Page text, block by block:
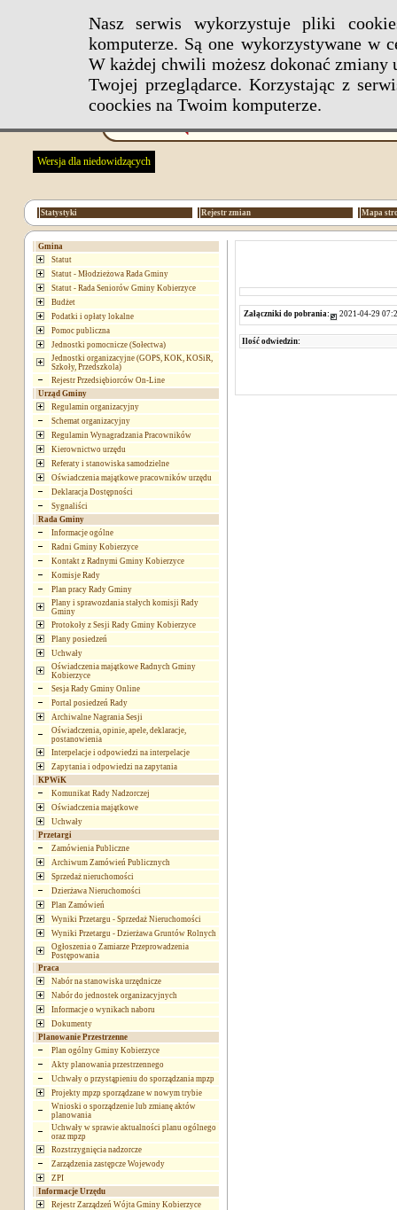
Nasz serwis wykorzystuje pliki
komputerze. Są one wykorzystywane w
W każdej chwili możesz dokonać
Twojej przeglądarce. Korzystając z
coockies na Twoim komputerze.
Wersja dla niedowidzących
Statystyki Rejestr zmian Mapa
Gmina
Statut
Statut - Młodzieżowa Rada Gminy
Statut - Rada Seniorów Gminy Kobierzyce
Budżet
Podatki i opłaty lokalne
Pomoc publiczna
Jednostki pomocnicze (Sołectwa)
Jednostki organizacyjne (GOPS, KOK, KOSiR,
Szkoły, Przedszkola)
Rejestr Przedsiębiorców On-Line
Urząd Gminy
Regulamin organizacyjny
Schemat organizacyjny
Regulamin Wynagradzania Pracowników
Kierownictwo urzędu
Referaty i stanowiska samodzielne
Oświadczenia majątkowe pracowników urzędu
Deklaracja Dostępności
Sygnaliści
Rada Gminy
Informacje ogólne
Radni Gminy Kobierzyce
Kontakt z Radnymi Gminy Kobierzyce
Komisje Rady
Plan pracy Rady Gminy
Plany i sprawozdania stałych komisji Rady
Gminy
Protokoły z Sesji Rady Gminy Kobierzyce
Plany posiedzeń
Uchwały
Oświadczenia majątkowe Radnych Gminy
Kobierzyce
Sesja Rady Gminy Online
Portal posiedzeń Rady
Archiwalne Nagrania Sesji
Oświadczenia, opinie, apele, deklaracje,
postanowienia
Interpelacje i odpowiedzi na interpelacje
Zapytania i odpowiedzi na zapytania
KPWiK
Komunikat Rady Nadzorczej
Oświadczenia majątkowe
Uchwały
Przetargi
Zamówienia Publiczne
Archiwum Zamówień Publicznych
Sprzedaż nieruchomości
Dzierżawa Nieruchomości
Plan Zamówień
Wyniki Przetargu - Sprzedaż Nieruchomości
Wyniki Przetargu - Dzierżawa Gruntów Rolnych
Ogłoszenia o Zamiarze Przeprowadzenia
Postępowania
Praca
Nabór na stanowiska urzędnicze
Nabór do jednostek organizacyjnych
Informacje o wynikach naboru
Dokumenty
Planowanie Przestrzenne
Plan ogólny Gminy Kobierzyce
Akty planowania przestrzennego
Uchwały o przystąpieniu do sporządzania mpzp
Projekty mpzp sporządzane w nowym trybie
Wnioski o sporządzenie lub zmianę aktów
planowania
Uchwały w sprawie aktualności planu ogólnego
oraz mpzp
Rozstrzygnięcia nadzorcze
Zarządzenia zastępcze Wojewody
ZPI
Informacje Urzędu
Rejestr Zarządzeń Wójta Gminy Kobierzyce
Załączniki do pobrania: 2021-04-29
Ilość odwiedzin: